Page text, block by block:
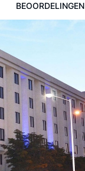
BEOORDELINGEN